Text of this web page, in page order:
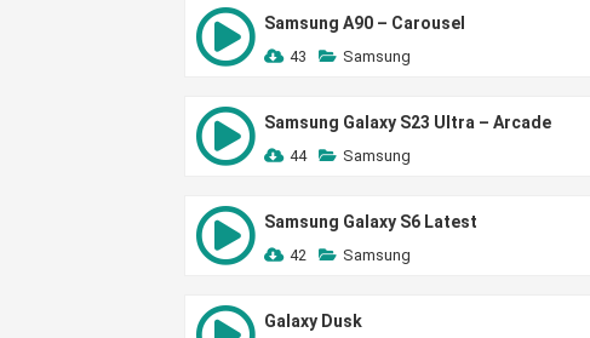
Samsung A90 – Carousel
43 Samsung
Samsung Galaxy S23 Ultra – Arcade
44 Samsung
Samsung Galaxy S6 Latest
42 Samsung
Galaxy Dusk